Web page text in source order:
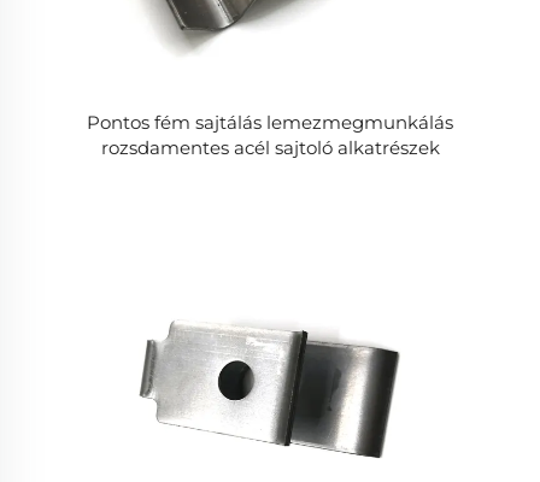
Pontos fém sajtálás lemezmegmunkálás
rozsdamentes acél sajtoló alkatrészek